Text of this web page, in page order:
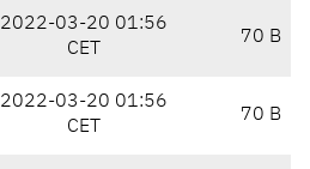
2022-03-20 01:56
CET
70 B
2022-03-20 01:56
CET
70 B